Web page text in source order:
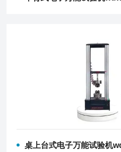
桌上台式电子万能试验机